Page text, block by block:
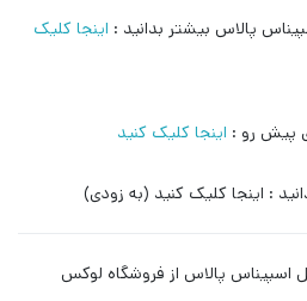
پالاس بیشتر بدانید : اینجا کلیک
پیش رو : اینجا کلیک کنید
: اینجا کلیک کنید (به زودی)
اسپیناس پالاس از فروشگاه لوکس